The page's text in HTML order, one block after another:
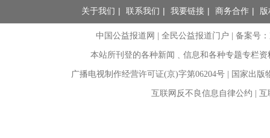
关于我们 | 联系我们 | 我要链接 | 商务合作 |
中国公益报道网 | 全民公益报道门户 |备案号
本站所刊登的各种新闻﹑信息和各种专题专栏
广播电视制作经营许可证(京)字第06204号 | 国家出
互联网反不良信息自律公约 |